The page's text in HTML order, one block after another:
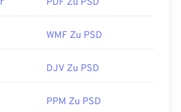
die Dateiinformationen in
ist, dass es groß und unhandlich
ist das gängigste Programm
PDF Zu PSD
WMF Zu PSD
DJV Zu PSD
PPM Zu PSD